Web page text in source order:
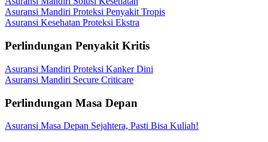
Asuransi Mandiri Proteksi Penyakit Tropis
Asuransi Kesehatan Proteksi Ekstra
Perlindungan Penyakit Kritis
Asuransi Mandiri Proteksi Kanker Dini
Asuransi Mandiri Secure Criticare
Perlindungan Masa Depan
Asuransi Masa Depan Sejahtera, Pasti Bisa Kuliah!